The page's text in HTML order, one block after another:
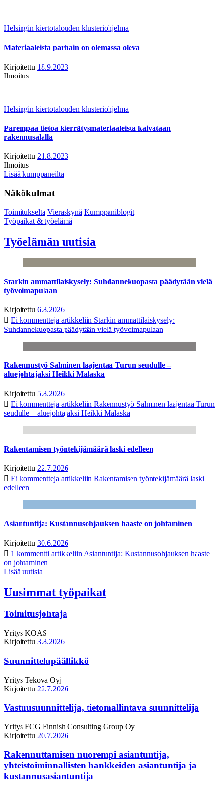
Helsingin kiertotalouden klusteriohjelma
Materiaaleista parhain on olemassa oleva
Kirjoitettu 18.9.2023
Ilmoitus
Helsingin kiertotalouden klusteriohjelma
Parempaa tietoa kierrätysmateriaaleista kaivataan
rakennusalalla
Kirjoitettu 21.8.2023
Ilmoitus
Lisää kumppaneilta
Näkökulmat
Toimitukselta Vieraskynä Kumppaniblogit
Työpaikat & työelämä
Työelämän uutisia
Starkin ammattilaiskysely: Suhdannekuopasta päädytään vielä
työvoimapulaan
Kirjoitettu 6.8.2026
Ei kommentteja artikkeliin Starkin ammattilaiskysely:
Suhdannekuopasta päädytään vielä työvoimapulaan
Rakennustyö Salminen laajentaa Turun seudulle –
aluejohtajaksi Heikki Malaska
Kirjoitettu 5.8.2026
Ei kommentteja artikkeliin Rakennustyö Salminen laajentaa Turun
seudulle – aluejohtajaksi Heikki Malaska
Rakentamisen työntekijämäärä laski edelleen
Kirjoitettu 22.7.2026
Ei kommentteja artikkeliin Rakentamisen työntekijämäärä laski
edelleen
Asiantuntija: Kustannusohjauksen haaste on johtaminen
Kirjoitettu 30.6.2026
1 kommentti artikkeliin Asiantuntija: Kustannusohjauksen haaste
on johtaminen
Lisää uutisia
Uusimmat työpaikat
Toimitusjohtaja
Yritys KOAS
Kirjoitettu 3.8.2026
Suunnittelupäällikkö
Yritys Tekova Oyj
Kirjoitettu 22.7.2026
Vastuusuunnittelija, tietomallintava suunnittelija
Yritys FCG Finnish Consulting Group Oy
Kirjoitettu 20.7.2026
Rakennuttamisen nuorempi asiantuntija,
yhteistoiminnallisten hankkeiden asiantuntija ja
kustannusasiantuntija